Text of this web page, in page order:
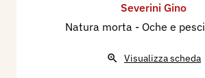
Severini Gino
Natura morta - Oche e pesci
Visualizza scheda